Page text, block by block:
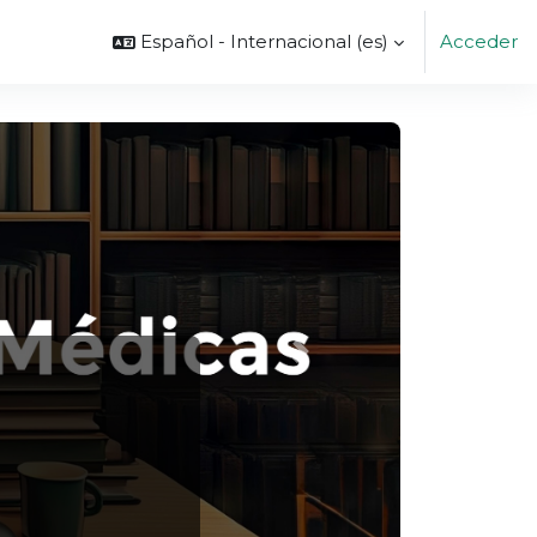
Español - Internacional ‎(es)‎ Acceder
a responsable del
es la misma.
Siguiente